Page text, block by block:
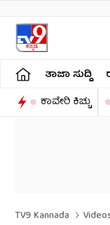
ತಾಜಾ ಸುದ್ದಿ
ಕಾವೇರಿ ಕಿಚ್ಚು
TV9 Kannada